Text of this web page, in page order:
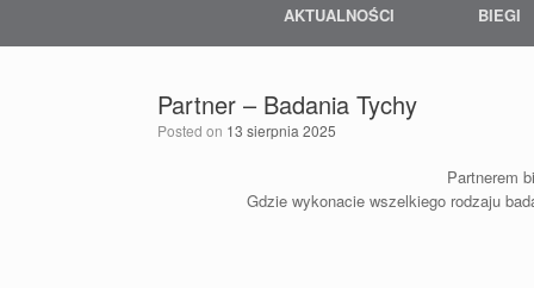
AKTUALNOŚCI BIEGI
Partner – Badania Tychy
Posted on 13 sierpnia 2025
Partnerem
Gdzie wykonacie wszelkiego rodzaju